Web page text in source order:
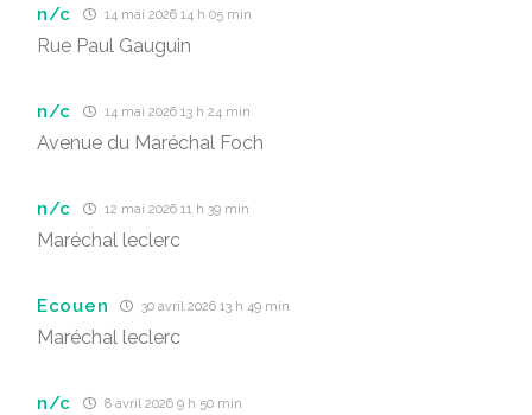
n/c 14 mai 2026 14 h 05 min
Rue Paul Gauguin
n/c 14 mai 2026 13 h 24 min
Avenue du Maréchal Foch
n/c 12 mai 2026 11 h 39 min
Maréchal leclerc
Ecouen 30 avril 2026 13 h 49 min
Maréchal leclerc
n/c 8 avril 2026 9 h 50 min